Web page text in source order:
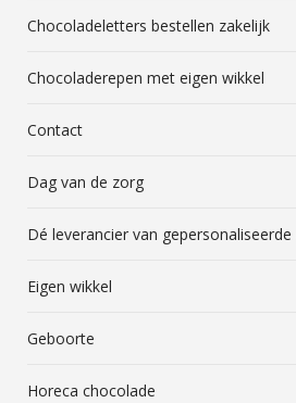
Chocoladeletters bestellen zakelijk
Chocoladerepen met eigen wikkel
Contact
Dag van de zorg
Dé leverancier van
Eigen wikkel
Geboorte
Horeca chocolade